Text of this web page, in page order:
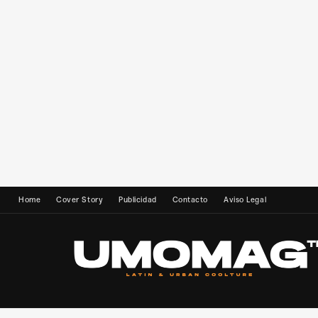
Home Cover Story Publicidad Contacto Aviso Legal